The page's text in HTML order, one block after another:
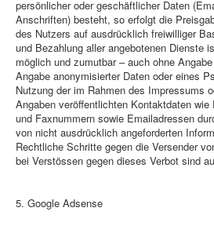
persönlicher oder geschäftlicher Daten
Anschriften) besteht, so erfolgt die
des Nutzers auf ausdrücklich freiwilliger
und Bezahlung aller angebotenen Dienste
möglich und zumutbar – auch ohne
Angabe anonymisierter Daten oder eines
Nutzung der im Rahmen des Impressums
Angaben veröffentlichten Kontaktdaten
und Faxnummern sowie Emailadressen
von nicht ausdrücklich angeforderten
Rechtliche Schritte gegen die Versender
bei Verstössen gegen dieses Verbot sind
5. Google Adsense